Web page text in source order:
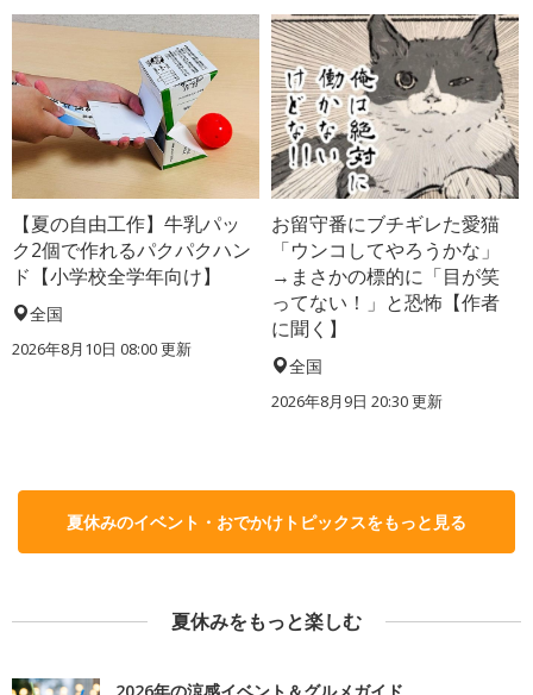
【夏の自由工作】牛乳パッ
ク2個で作れるパクパクハン
ド【小学校全学年向け】
全国
2026年8月10日 08:00更新
お留守番にブチギレた愛猫
「ウンコしてやろうかな」
→まさかの標的に「目が笑
ってない！」と恐怖【作者
に聞く】
全国
2026年8月9日 20:30更新
夏休みのイベント・おでかけトピックスをもっと見る
夏休みをもっと楽しむ